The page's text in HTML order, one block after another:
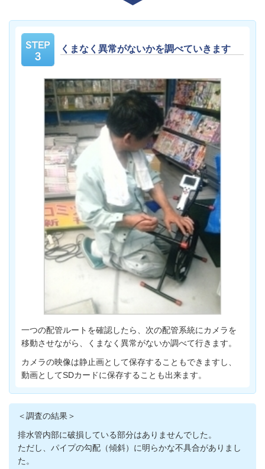
くまなく異常がないかを調べていきます
一つの配管ルートを確認したら、次の配管系統にカメラを
移動させながら、くまなく異常がないか調べて行きます。
カメラの映像は静止画として保存することもできますし、
動画としてSDカードに保存することも出来ます。
＜調査の結果＞
排水管内部に破損している部分はありませんでした。
ただし、パイプの勾配（傾斜）に明らかな不具合がありまし
た。